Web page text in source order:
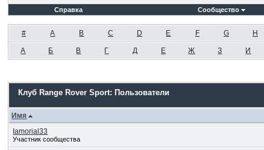
Справка
Сообщество
# A B C D E F G H
А Б В Г Д Е Ж З И
Клуб Range Rover Sport: Пользователи
Имя
Iamorial33
Участник сообщества